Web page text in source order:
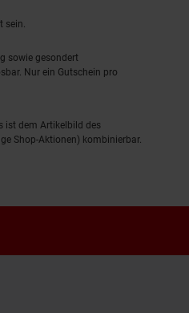
sein.
sowie gesondert
Nur ein Gutschein pro
ist dem Artikelbild des
Shop-Aktionen) kombinierbar.